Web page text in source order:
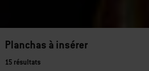
Planchas à insérer
15 résultats